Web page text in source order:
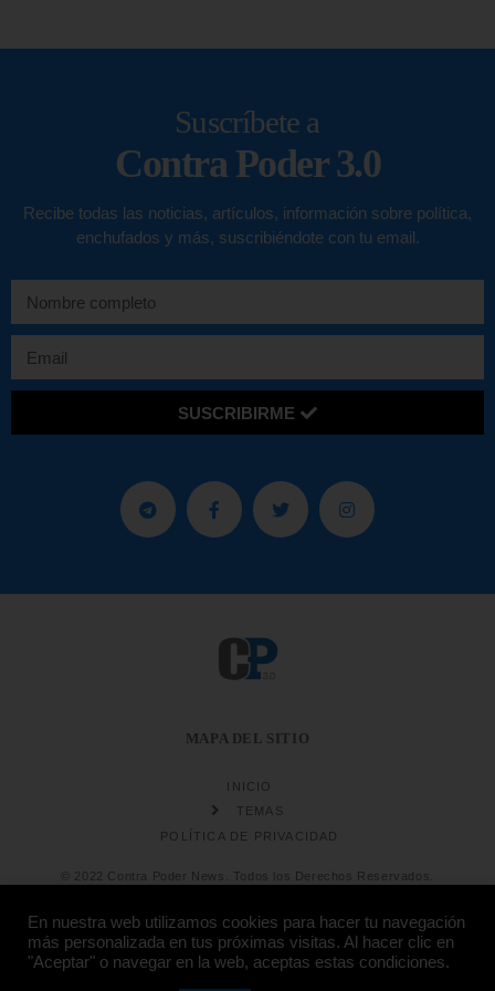
Suscríbete a
Contra Poder 3.0
Recibe todas las noticias, artículos, información sobre política,
enchufados y más, suscribiéndote con tu email.
SUSCRIBIRME
MAPA DEL SITIO
INICIO
TEMAS
POLÍTICA DE PRIVACIDAD
© 2022 Contra Poder News. Todos los Derechos Reservados.
En nuestra web utilizamos cookies para hacer tu navegación
más personalizada en tus próximas visitas. Al hacer clic en
"Aceptar" o navegar en la web, aceptas estas condiciones.